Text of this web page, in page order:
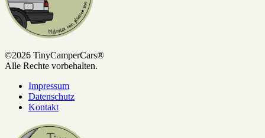
©2026 TinyCamperCars®
Alle Rechte vorbehalten.
Impressum
Datenschutz
Kontakt